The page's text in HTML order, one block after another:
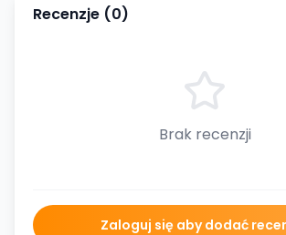
Recenzje (0)
Brak recenzji
Zaloguj się aby dodać